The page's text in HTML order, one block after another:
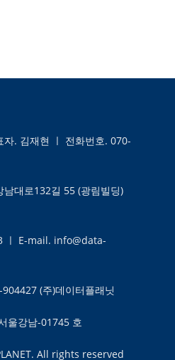
. 김재현 ㅣ 전화번호. 070-
대로132길 55 (광림빌딩)
ㅣ E-mail. info@data-
(주)데이터플래닛
울강남-01745 호
All rights reserved